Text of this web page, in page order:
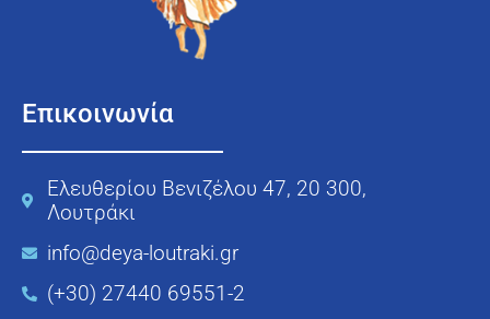
Επικοινωνία
Ελευθερίου Βενιζέλου 47, 20 300,
Λουτράκι
info@deya-loutraki.gr
(+30) 27440 69551-2